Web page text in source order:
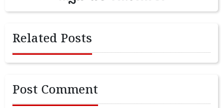
Related Posts
Post Comment